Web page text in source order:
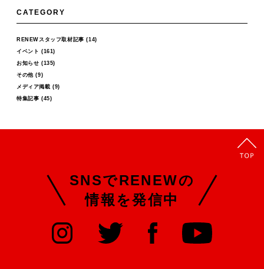
CATEGORY
RENEWスタッフ取材記事 (14)
イベント (161)
お知らせ (135)
その他(9)
メディア掲載 (9)
特集記事 (45)
SNSでRENEWの
情報を発信中